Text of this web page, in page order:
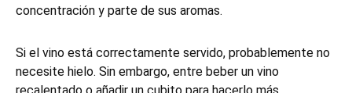
concentración y parte de sus aromas.
Si el vino está correctamente servido, probablemente no
necesite hielo. Sin embargo, entre beber un vino